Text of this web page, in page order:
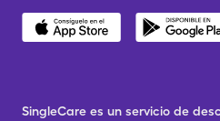
SingleCare es un servicio de